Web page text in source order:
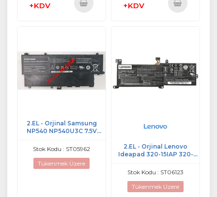
+KDV
+KDV
2.EL - Orjinal Samsung
NP540 NP540U3C 7.5V
Batarya - AA-PLWN4AB
Stok Kodu : ST05962
Tükenmek Üzere
2.EL - Orjinal Lenovo
Ideapad 320-15IAP 320-
320-17IKB 320-17ISK 320-
7.6V 30Wh Notebook
Batarya
Stok Kodu : ST06123
Tükenmek Üzere